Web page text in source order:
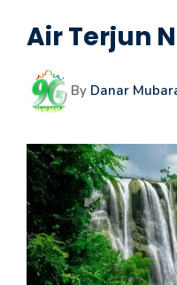
Air Terjun
By Danar